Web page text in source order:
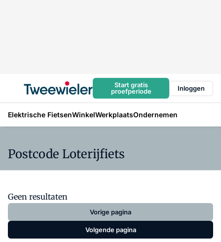
Start gratis
proefperiode
Inloggen
Elektrische FietsenWinkelWerkplaatsOndernemen
Postcode Loterijfiets
Geen resultaten
Vorige pagina
Volgende pagina